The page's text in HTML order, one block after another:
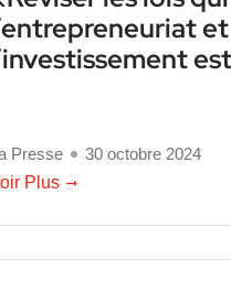
et
Presse
30 octobre 2024
Plus